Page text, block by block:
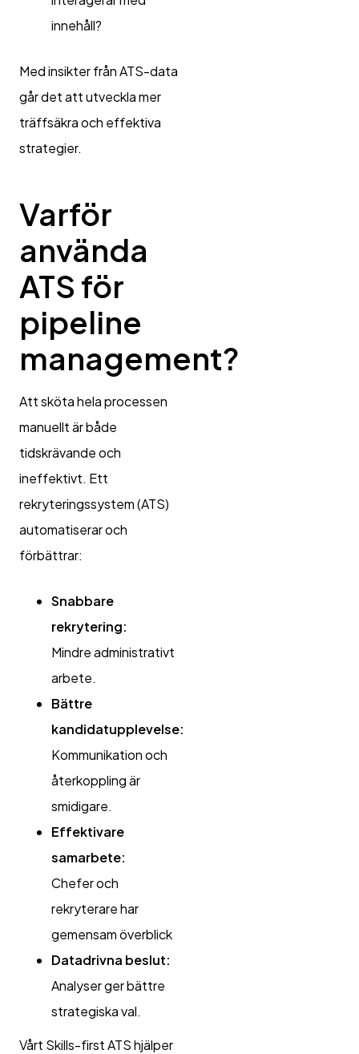
innehåll?
Med insikter från ATS-data
går det att utveckla mer
träffsäkra och effektiva
strategier.
Varför
använda
ATS för
pipeline
management?
Att sköta hela processen
manuellt är både
tidskrävande och
ineffektivt. Ett
rekryteringssystem (ATS)
automatiserar och
förbättrar:
Snabbare
rekrytering:
Mindre administrativt
arbete.
Bättre
kandidatupplevelse:
Kommunikation och
återkoppling är
smidigare.
Effektivare
samarbete:
Chefer och
rekryterare har
gemensam överblick
Datadrivna beslut:
Analyser ger bättre
strategiska val.
Vårt Skills-first ATS hjälper